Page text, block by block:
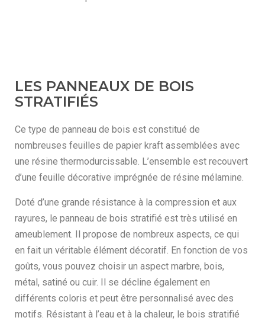
LES PANNEAUX DE BOIS
STRATIFIÉS
Ce type de panneau de bois est constitué de
nombreuses feuilles de papier kraft assemblées avec
une résine thermodurcissable. L’ensemble est recouvert
d’une feuille décorative imprégnée de résine mélamine.
Doté d’une grande résistance à la compression et aux
rayures, le panneau de bois stratifié est très utilisé en
ameublement. Il propose de nombreux aspects, ce qui
en fait un véritable élément décoratif. En fonction de vos
goûts, vous pouvez choisir un aspect marbre, bois,
métal, satiné ou cuir. Il se décline également en
différents coloris et peut être personnalisé avec des
motifs. Résistant à l’eau et à la chaleur, le bois stratifié